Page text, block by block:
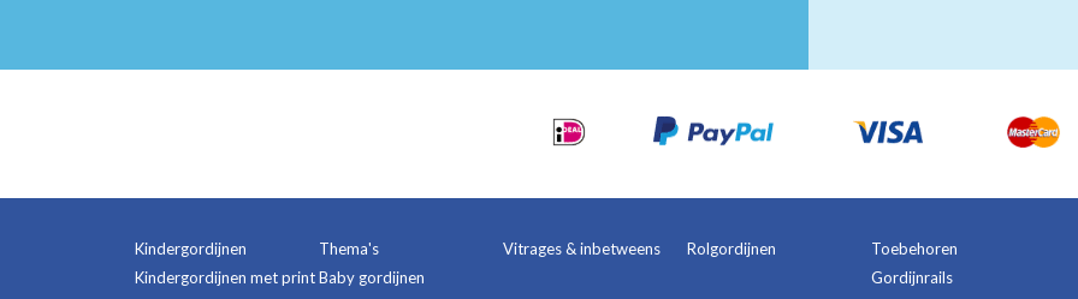
Kindergordijnen
Kindergordijnen met print
Thema's
Baby gordijnen
Vitrages & inbetweens Rolgordijnen
Toebehoren
Gordijnrails